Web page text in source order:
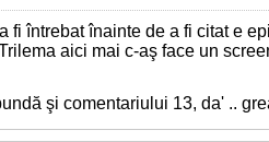
fi întrebat înainte de a fi citat e
aici mai c-aş face un
şi comentariului 13, da' ..